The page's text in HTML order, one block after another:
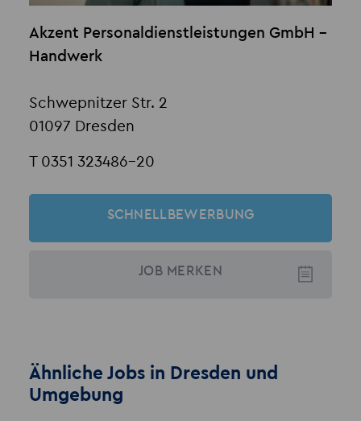
Akzent Personaldienstleistungen GmbH -
Handwerk
Schwepnitzer Str. 2
01097 Dresden
T 0351 323486-20
SCHNELLBEWERBUNG
JOB MERKEN
Ähnliche Jobs in Dresden und
Umgebung